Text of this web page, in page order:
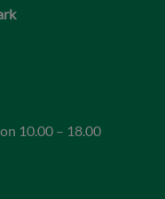
10.00 – 18.00